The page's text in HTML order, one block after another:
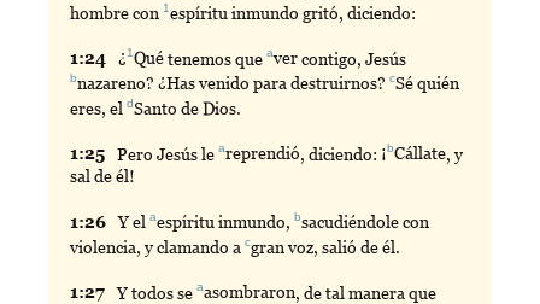
hombre con1espíritu inmundo gritó, diciendo:
1:24 ¿1Quétenemos queavercontigo, Jesús
bnazareno? ¿Has venido para destruirnos?cSéquién
eres, eldSanto de Dios.
1:25 Pero Jesús leareprendió, diciendo: ¡bCállate, y
sal de él!
1:26 Yelaespíritu inmundo,bsacudiéndolecon
violencia, y clamando acgranvoz, salió de él.
1:27 Ytodos seaasombraron, de tal manera que